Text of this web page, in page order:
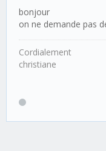
bonjour
on ne demande pas
Cordialement
christiane